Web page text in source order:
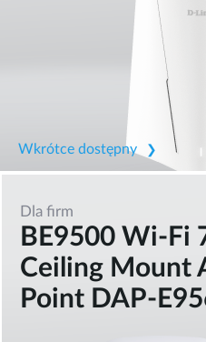
Wkrótce dostępny
Dla firm
BE9500 Wi-Fi 7
Ceiling Mount
Point DAP-